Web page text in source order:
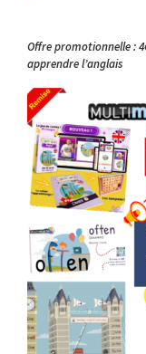
Offre promotionnelle :
apprendre l’anglais